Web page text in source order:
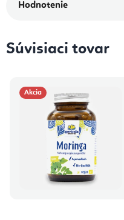
Hodnotenie
Súvisiaci tovar
Akcia